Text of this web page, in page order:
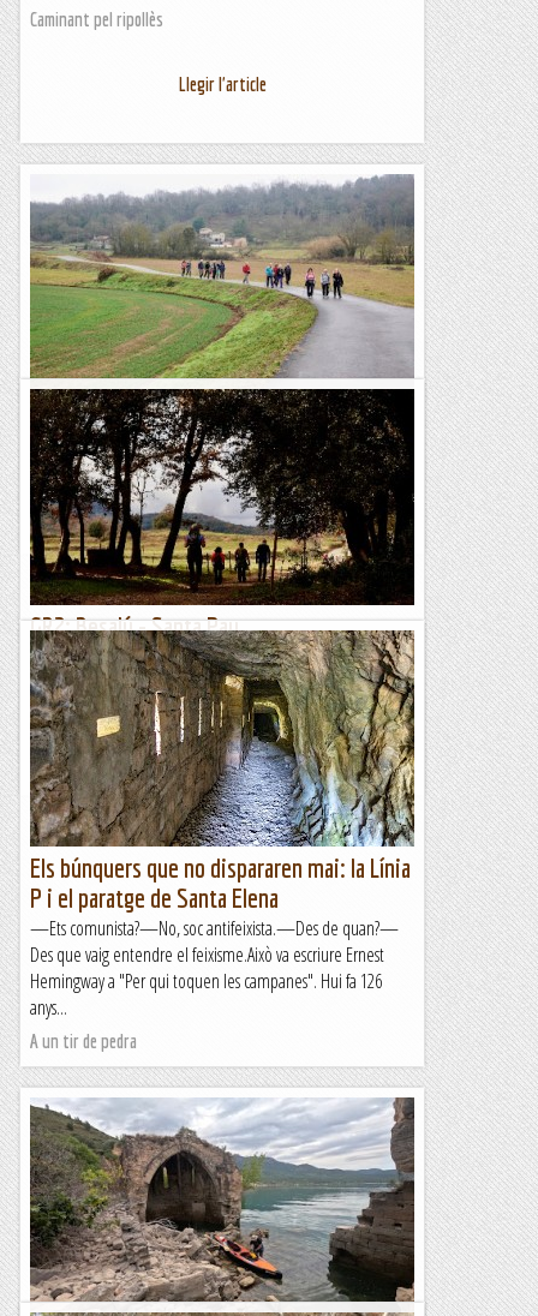
Caminant pel ripollès
Llegir l'article
GR2: Santa Pau - La Coromina
Avui hem fet la cinquena etapa del GR2, que en aquesta
ocasió travessa el Parc Natural de la Zona Volcànica de la
Garrotxa i té el seu punt més destacat a la Fageda...
Blog de muntanya
GR2: Besalú - Santa Pau
Quarta etapa del GR2, aquesta vegada per terres de la
Garrotxa, en un dia de tardor núvol i fresc però amb un
ambient molt agradable per caminar. Avui ens hem
endinsat...
Blog de muntanya
Els búnquers que no dispararen mai: la Línia
P i el paratge de Santa Elena
—Ets comunista?—No, soc antifeixista.—Des de quan?—
Des que vaig entendre el feixisme.Això va escriure Ernest
Hemingway a "Per qui toquen les campanes". Hui fa 126
anys...
A un tir de pedra